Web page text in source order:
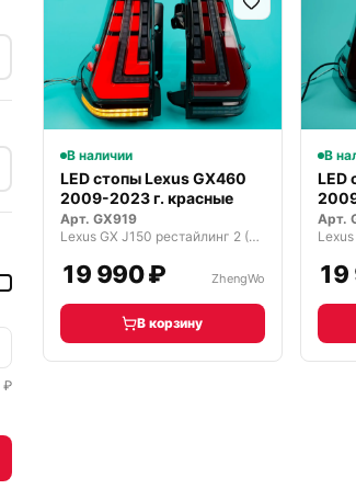
₽
В наличии
LED стопы Lexus GX460
2009-2023 г. красные
Арт. GX919
Lexus GX J150 рестайлинг 2 (2019—2023)
19 990 ₽ ZhengWo
В корзину
В
LED
Арт.
19